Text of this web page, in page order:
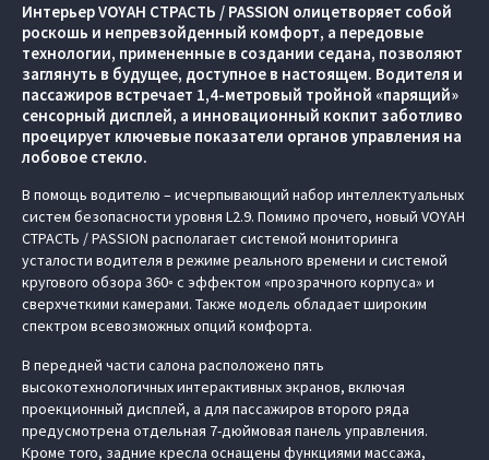
Интерьер VOYAH СТРАСТЬ / PASSION олицетворяет собой
роскошь и непревзойденный комфорт, а передовые
технологии, примененные в создании седана, позволяют
заглянуть в будущее, доступное в настоящем. Водителя и
пассажиров встречает 1,4-метровый тройной «парящий»
сенсорный дисплей, а инновационный кокпит заботливо
проецирует ключевые показатели органов управления на
лобовое стекло.
В помощь водителю – исчерпывающий набор интеллектуальных
систем безопасности уровня L2.9. Помимо прочего, новый VOYAH
СТРАСТЬ / PASSION располагает системой мониторинга
усталости водителя в режиме реального времени и системой
кругового обзора 360◦ c эффектом «прозрачного корпуса» и
сверхчеткими камерами. Также модель обладает широким
спектром всевозможных опций комфорта.
В передней части салона расположено пять
высокотехнологичных интерактивных экранов, включая
проекционный дисплей, а для пассажиров второго ряда
предусмотрена отдельная 7-дюймовая панель управления.
Кроме того, задние кресла оснащены функциями массажа,